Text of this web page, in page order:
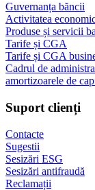
Guvernanța băncii
Activitatea
Produse și servicii
Tarife și CGA
Tarife și CGA
Cadrul de
amortizoarele de
Suport clienți
Contacte
Sugestii
Sesizări ESG
Sesizări antifraudă
Reclamații